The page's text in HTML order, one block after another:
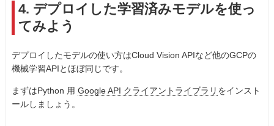
4. デプロイした学習済みモデルを使っ
てみよう
デプロイしたモデルの使い方はCloud Vision APIなど他のGCPの
機械学習APIとほぼ同じです。
まずはPython 用 Google API クライアントライブラリ をインスト
ールしましょう。